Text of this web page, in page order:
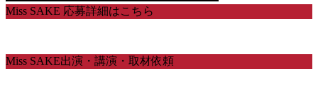
Miss SAKE 応募詳細はこちら
Miss SAKE出演・講演・取材依頼